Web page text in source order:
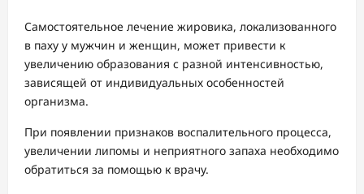
Самостоятельное лечение жировика, локализованного
в паху у мужчин и женщин, может привести к
увеличению образования с разной интенсивностью,
зависящей от индивидуальных особенностей
организма.
При появлении признаков воспалительного процесса,
увеличении липомы и неприятного запаха необходимо
обратиться за помощью к врачу.